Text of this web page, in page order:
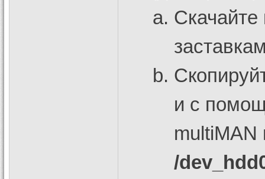
и с
multiMAN
/